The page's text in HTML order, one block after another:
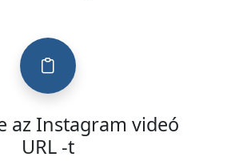
az Instagram videó
URL -t